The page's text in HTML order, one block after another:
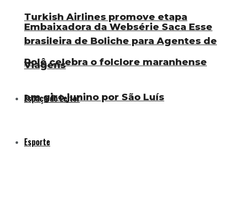
Turkish Airlines promove etapa
brasileira de Boliche para Agentes de
Viagens
Espaço do Leitor
Embaixadora da Websérie Saca Esse
Rolê celebra o folclore maranhense
em giro junino por São Luís
Esporte